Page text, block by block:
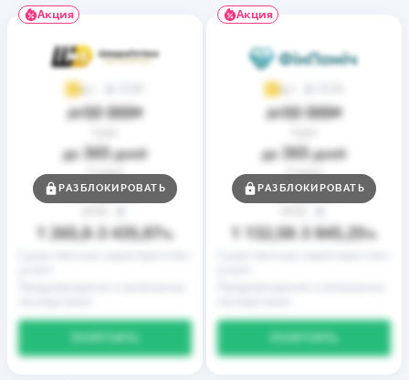
Акция
4,1
до50 000₴
до 365дней
Ставка
от0,01%
1 265,8 3 435,87%
РАЗБЛОКИРОВАТЬ
Акция
4,7
до50 000₴
до 365дней
Ставка
от0,01%
1 132,58 3 845,25%
РАЗБЛОКИРОВАТЬ